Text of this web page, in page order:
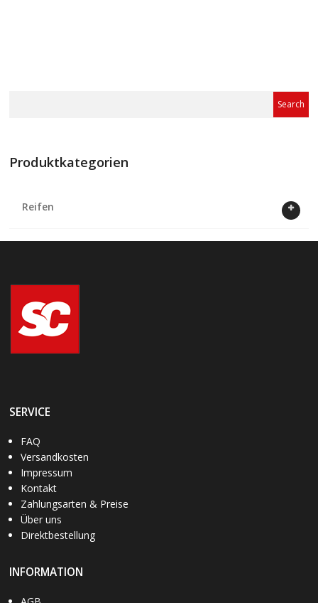
Produktkategorien
Reifen
SERVICE
FAQ
Versandkosten
Impressum
Kontakt
Zahlungsarten & Preise
Über uns
Direktbestellung
INFORMATION